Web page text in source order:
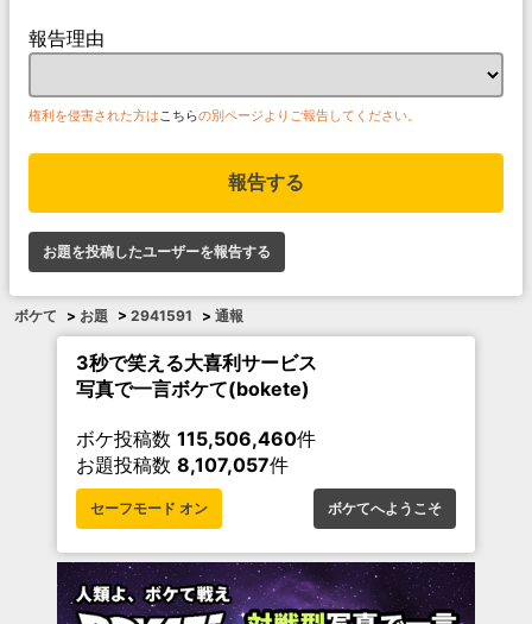
報告理由
権利を侵害された方はこちらの別ページよりご報告してください。
報告する
お題を投稿したユーザーを報告する
ボケて > お題 > 2941591 > 通報
3秒で笑える大喜利サービス
写真で一言ボケて(bokete)
ボケ投稿数 115,506,460件
お題投稿数 8,107,057件
セーフモード オン ボケてへようこそ